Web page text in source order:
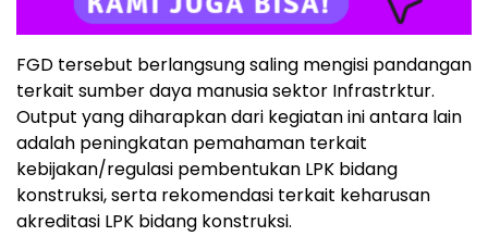
FGD tersebut berlangsung saling mengisi pandangan
terkait sumber daya manusia sektor Infrastrktur.
Output yang diharapkan dari kegiatan ini antara lain
adalah peningkatan pemahaman terkait
kebijakan/regulasi pembentukan LPK bidang
konstruksi, serta rekomendasi terkait keharusan
akreditasi LPK bidang konstruksi.